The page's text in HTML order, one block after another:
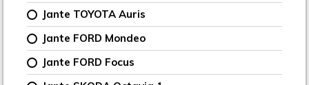
Jante TOYOTA Auris
Jante FORD Mondeo
Jante FORD Focus